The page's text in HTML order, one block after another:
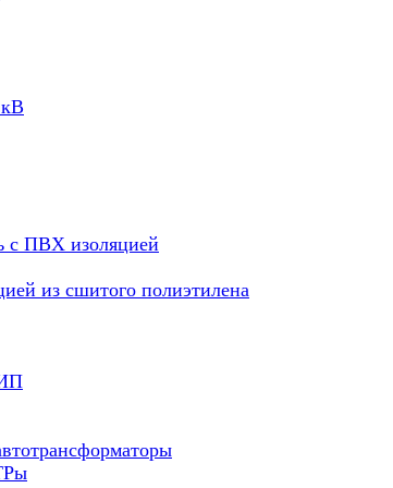
с ПВХ изоляцией
из сшитого полиэтилена